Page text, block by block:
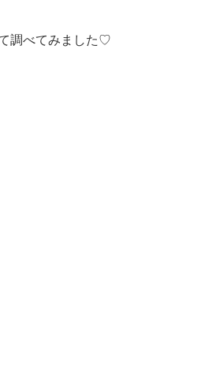
調べてみました♡